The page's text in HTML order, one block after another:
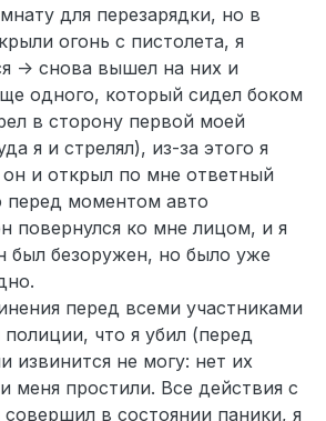
для перезарядки, но в
огонь с пистолета, я
-> снова вышел на них и
одного, который сидел боком
в сторону первой моей
я и стрелял), из-за этого я
он и открыл по мне ответный
перед моментом авто
повернулся ко мне лицом, и я
был безоружен, но было уже
перед всеми участниками
что я убил (перед
извинится не могу: нет их
меня простили. Все действия с
в состоянии паники, я